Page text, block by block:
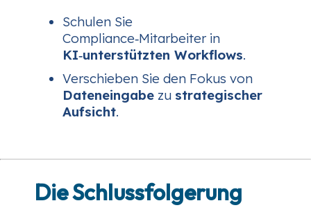
Schulen Sie
Compliance‑Mitarbeiter in
KI‑unterstützten Workflows.
Verschieben Sie den Fokus von
Dateneingabe zu strategischer
Aufsicht.
Die Schlussfolgerung